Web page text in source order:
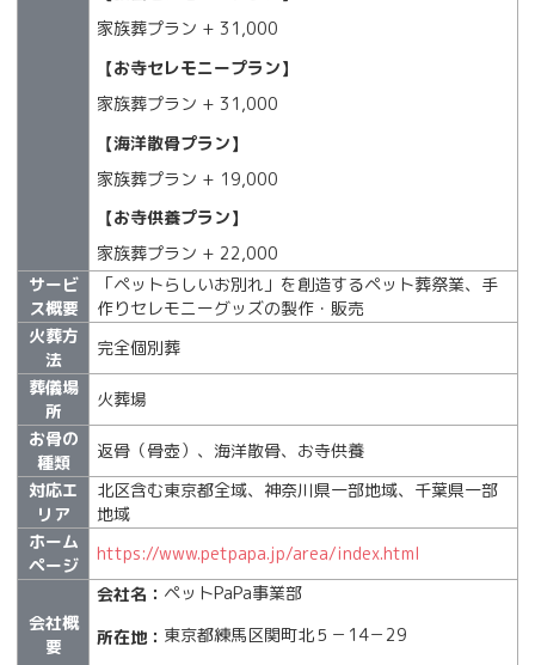
家族葬プラン + 31,000
【お寺セレモニープラン】
家族葬プラン + 31,000
【海洋散骨プラン】
家族葬プラン + 19,000
【お寺供養プラン】
家族葬プラン + 22,000
サービ
ス概要
「ペットらしいお別れ」を創造するペット葬祭業、手
作りセレモニーグッズの製作・販売
火葬方
法
完全個別葬
葬儀場
所
火葬場
お骨の
種類
返骨（骨壺）、海洋散骨、お寺供養
対応エ
リア
北区含む東京都全域、神奈川県一部地域、千葉県一部
地域
ホーム
ページ
https://www.petpapa.jp/area/index.html
会社概
要
会社名： ペットPaPa事業部
所在地： 東京都練馬区関町北５－14－29